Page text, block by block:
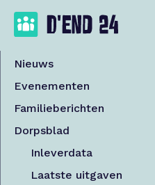
Nieuws
Evenementen
Familieberichten
Dorpsblad
Inleverdata
Laatste uitgaven